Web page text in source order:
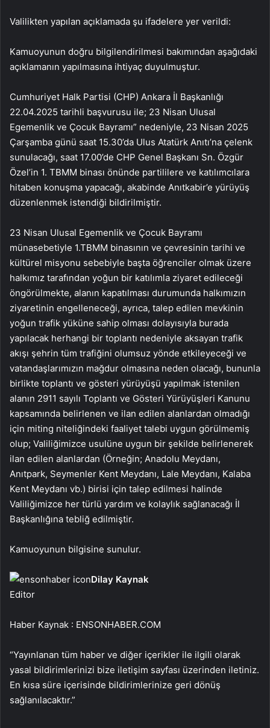
Valilikten yapılan açıklamada şu ifadelere yer verildi:
Kamuoyunun doğru bilgilendirilmesi bakımından aşağıdaki
açıklamanın yapılmasına ihtiyaç duyulmuştur.
Cumhuriyet Halk Partisi (CHP) Ankara İl Başkanlığı
22.04.2025 tarihli başvurusu ile; 23 Nisan Ulusal
Egemenlik ve Çocuk Bayramı” nedeniyle, 23 Nisan 2025
Çarşamba günü saat 15.30’da Ulus Atatürk Anıtı’na çelenk
sunulacağı, saat 17.00’de CHP Genel Başkanı Sn. Özgür
Özel’in 1. TBMM binası önünde partililere ve katılımcılara
hitaben konuşma yapacağı, akabinde Anıtkabir’e yürüyüş
düzenlenmek istendiği bildirilmiştir.
23 Nisan Ulusal Egemenlik ve Çocuk Bayramı
münasebetiyle 1.TBMM binasının ve çevresinin tarihi ve
kültürel misyonu sebebiyle başta öğrenciler olmak üzere
halkımız tarafından yoğun bir katılımla ziyaret edileceği
öngörülmekte, alanın kapatılması durumunda halkımızın
ziyaretinin engelleneceği, ayrıca, talep edilen mevkinin
yoğun trafik yüküne sahip olması dolayısıyla burada
yapılacak herhangi bir toplantı nedeniyle aksayan trafik
akışı şehrin tüm trafiğini olumsuz yönde etkileyeceği ve
vatandaşlarımızın mağdur olmasına neden olacağı, bununla
birlikte toplantı ve gösteri yürüyüşü yapılmak istenilen
alanın 2911 sayılı Toplantı ve Gösteri Yürüyüşleri Kanunu
kapsamında belirlenen ve ilan edilen alanlardan olmadığı
için miting niteliğindeki faaliyet talebi uygun görülmemiş
olup; Valiliğimizce usulüne uygun bir şekilde belirlenerek
ilan edilen alanlardan (Örneğin; Anadolu Meydanı,
Anıtpark, Seymenler Kent Meydanı, Lale Meydanı, Kalaba
Kent Meydanı vb.) birisi için talep edilmesi halinde
Valiliğimizce her türlü yardım ve kolaylık sağlanacağı İl
Başkanlığına tebliğ edilmiştir.
Kamuoyunun bilgisine sunulur.
Dilay Kaynak
Editor
Haber Kaynak : ENSONHABER.COM
“Yayınlanan tüm haber ve diğer içerikler ile ilgili olarak
yasal bildirimlerinizi bize iletişim sayfası üzerinden iletiniz.
En kısa süre içerisinde bildirimlerinize geri dönüş
sağlanılacaktır.”